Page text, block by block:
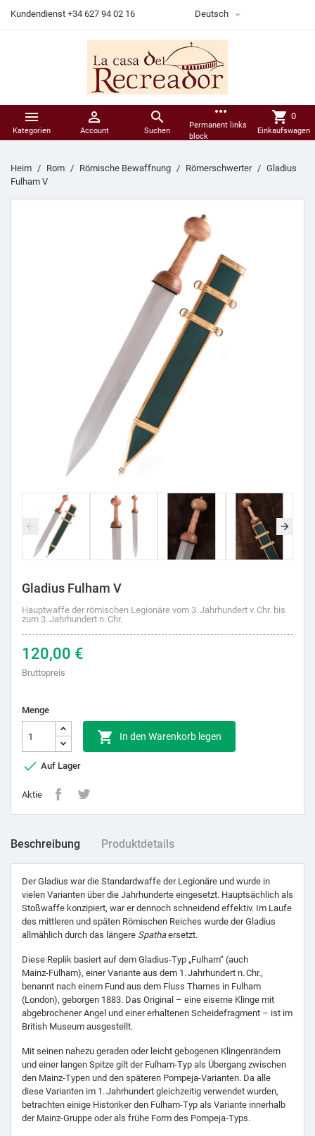
Kundendienst +34 627 94 02 16 Deutsch 

Kategorien

Account

Suchen
more_horiz
Permanent links
block
shopping_cart 0
Einkaufswagen
Heim Rom Römische Bewaffnung Römerschwerter
Gladius
Fulham V
Gladius Fulham V
Hauptwaffe der römischen Legionäre vom 3. Jahrhundert v. Chr. bis
zum 3. Jahrhundert n. Chr.
120,00 €
Bruttopreis
Menge
 In den Warenkorb legen
 Auf Lager
Aktie
Beschreibung Produktdetails
Der Gladius war die Standardwaffe der Legionäre und wurde in
vielen Varianten über die Jahrhunderte eingesetzt. Hauptsächlich als
Stoßwaffe konzipiert, war er dennoch schneidend effektiv. Im Laufe
des mittleren und späten Römischen Reiches wurde der Gladius
allmählich durch das längere Spathaersetzt.
Diese Replik basiert auf dem Gladius‑Typ „Fulham“ (auch
Mainz‑Fulham), einer Variante aus dem 1. Jahrhundert n. Chr.,
benannt nach einem Fund aus dem Fluss Thames in Fulham
(London), geborgen 1883. Das Original – eine eiserne Klinge mit
abgebrochener Angel und einer erhaltenen Scheidefragment – ist im
British Museum ausgestellt.
Mit seinen nahezu geraden oder leicht gebogenen Klingenrändern
und einer langen Spitze gilt der Fulham‑Typ als Übergang zwischen
den Mainz‑Typen und den späteren Pompeja‑Varianten. Da alle
diese Varianten im 1. Jahrhundert gleichzeitig verwendet wurden,
betrachten einige Historiker den Fulham-Typ als Variante innerhalb
der Mainz‑Gruppe oder als frühe Form des Pompeja‑Typs.